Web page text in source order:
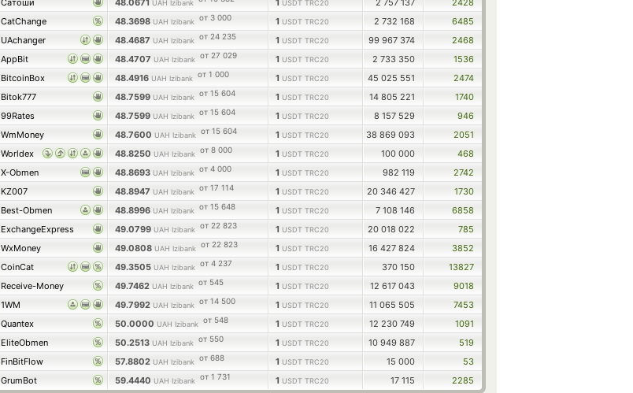
Сатоши
48.0671 UAH Izibank 1 USDT TRC20 2 757 137
2428
CatChange
48.3698 UAH Izibank от 3 000 1 USDT TRC20 2 732 168
6485
UAchanger
48.4687 UAH Izibank от 24 235 1 USDT TRC20 99 967 374
2468
AppBit
48.4707 UAH Izibank от 27 029 1 USDT TRC20 2 733 350
1536
BitcoinBox
48.4916 UAH Izibank от 1 000 1 USDT TRC20 45 025 551
2474
Bitok777
48.7599 UAH Izibank от 15 604 1 USDT TRC20 14 805 221
1740
99Rates
48.7599 UAH Izibank от 15 604 1 USDT TRC20 8 157 529
946
WmMoney
48.7600 UAH Izibank от 15 604 1 USDT TRC20 38 869 093
2051
Worldex
48.8250 UAH Izibank от 8 000 1 USDT TRC20 100 000
468
X-Obmen
48.8693 UAH Izibank от 4 000 1 USDT TRC20 982 119
2742
KZ007
48.8947 UAH Izibank от 17 114 1 USDT TRC20 20 346 427
1730
Best-Obmen
48.8996 UAH Izibank от 15 648 1 USDT TRC20 7 108 146
6858
ExchangeExpress
49.0799 UAH Izibank от 22 823 1 USDT TRC20 20 018 022
785
WxMoney
49.0808 UAH Izibank от 22 823 1 USDT TRC20 16 427 824
3852
CoinCat
49.3505 UAH Izibank от 4 237 1 USDT TRC20 370 150
13827
Receive-Money
49.7462 UAH Izibank от 545 1 USDT TRC20 12 617 043
9018
1WM
49.7992 UAH Izibank от 14 500 1 USDT TRC20 11 065 505
7453
Quantex
50.0000 UAH Izibank от 548 1 USDT TRC20 12 230 749
1091
EliteObmen
50.2513 UAH Izibank от 550 1 USDT TRC20 10 949 887
519
FinBitFlow
57.8802 UAH Izibank от 688 1 USDT TRC20 15 000
53
GrumBot
59.4440 UAH Izibank от 1 731 1 USDT TRC20 17 115 2285